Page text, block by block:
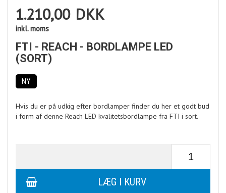
1.210,00 DKK
inkl. moms
FTI - REACH - BORDLAMPE LED
(SORT)
NY
Hvis du er på udkig efter bordlamper finder du her et godt bud
i form af denne Reach LED kvalitetsbordlampe fra FTI i sort.